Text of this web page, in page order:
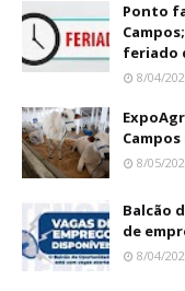
Ponto
feriado
8/04/
8/05/
Balcão
de
8/04/